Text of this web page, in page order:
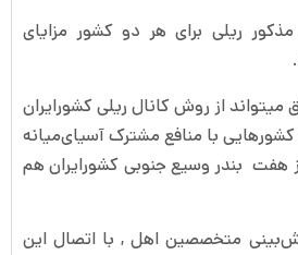
ریلی برای هر دو کشور مزایای
از روش کانال ریلی کشور‌ایران
با منافع مشترک‌ آسیای‌میانه
هفت ‌بندر وسیع جنوبی کشور‌ایران هم
متخصصین اهل , با اتصال این